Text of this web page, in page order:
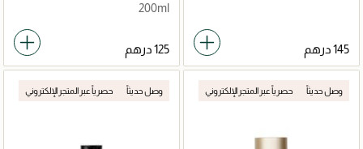
200ml
وصل حديثاً حصرياً عبر المتجر الإلكتروني وصل حديثاً حصرياً عبر المتجر الإلكتروني